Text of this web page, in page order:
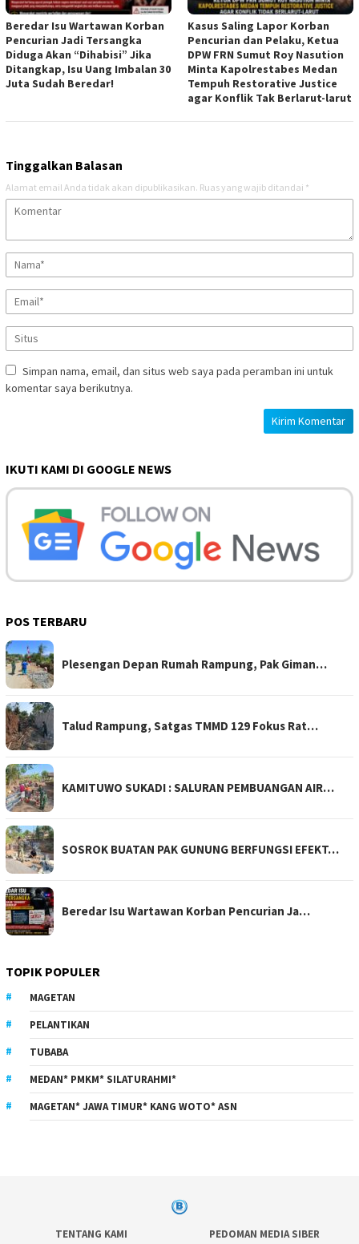
Beredar Isu Wartawan Korban
Pencurian Jadi Tersangka
Diduga Akan “Dihabisi” Jika
Ditangkap, Isu Uang Imbalan 30
Juta Sudah Beredar!
Kasus Saling Lapor Korban
Pencurian dan Pelaku, Ketua
DPW FRN Sumut Roy Nasution
Minta Kapolrestabes Medan
Tempuh Restorative Justice
agar Konflik Tak Berlarut-larut
Tinggalkan Balasan
Alamat email Anda tidak akan dipublikasikan. Ruas yang wajib ditandai *
Simpan nama, email, dan situs web saya pada peramban ini untuk
komentar saya berikutnya.
IKUTI KAMI DI GOOGLE NEWS
POS TERBARU
Plesengan Depan Rumah Rampung, Pak Giman…
Talud Rampung, Satgas TMMD 129 Fokus Rat…
KAMITUWO SUKADI : SALURAN PEMBUANGAN AIR…
SOSROK BUATAN PAK GUNUNG BERFUNGSI EFEKT…
Beredar Isu Wartawan Korban Pencurian Ja…
TOPIK POPULER
MAGETAN
PELANTIKAN
TUBABA
MEDAN* PMKM* SILATURAHMI*
MAGETAN* JAWA TIMUR* KANG WOTO* ASN
TENTANG KAMI PEDOMAN MEDIA SIBER